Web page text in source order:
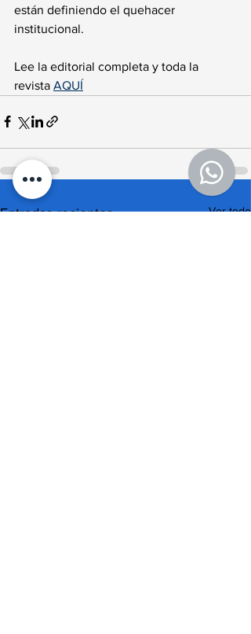
están definiendo el quehacer
institucional.
Lee la editorial completa y toda la
revista AQUÍ
Entradas recientes Ver todo